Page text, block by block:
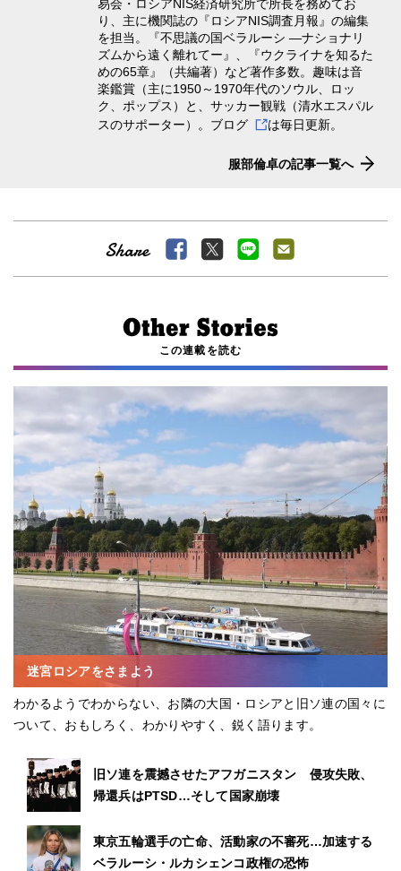
易会・ロシアNIS経済研究所で所長を務めてお
り、主に機関誌の『ロシアNIS調査月報』の編集
を担当。『不思議の国ベラルーシ ―ナショナリ
ズムから遠く離れてー』、『ウクライナを知るた
めの65章』（共編著）など著作多数。趣味は音
楽鑑賞（主に1950～1970年代のソウル、ロッ
ク、ポップス）と、サッカー観戦（清水エスパル
スのサポーター）。 ブログ は毎日更新。
服部倫卓の記事一覧へ
この連載を読む
迷宮ロシアをさまよう
わかるようでわからない、お隣の大国・ロシアと旧ソ連の国々に
ついて、おもしろく、わかりやすく、鋭く語ります。
旧ソ連を震撼させたアフガニスタン 侵攻失敗、
帰還兵はPTSD…そして国家崩壊
東京五輪選手の亡命、活動家の不審死…加速する
ベラルーシ・ルカシェンコ政権の恐怖